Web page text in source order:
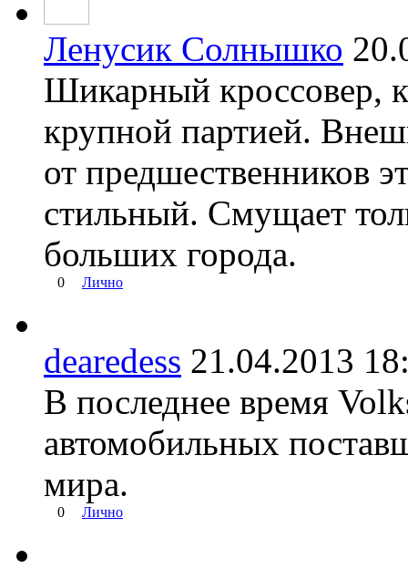
Ленусик Солнышко
Шикарный кроссовер,
крупной партией.
от предшественников
стильный. Смущает
больших города.
0 Лично
dearedess 21.04.2013
В последнее время
автомобильных
мира.
0 Лично